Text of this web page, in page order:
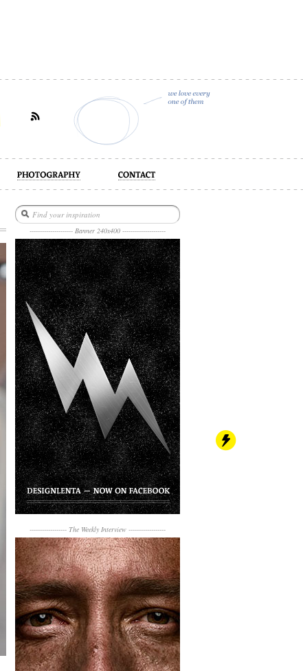
--------------------- Banner 240x400 ---------------------
------------------ The Weekly Interview------------------